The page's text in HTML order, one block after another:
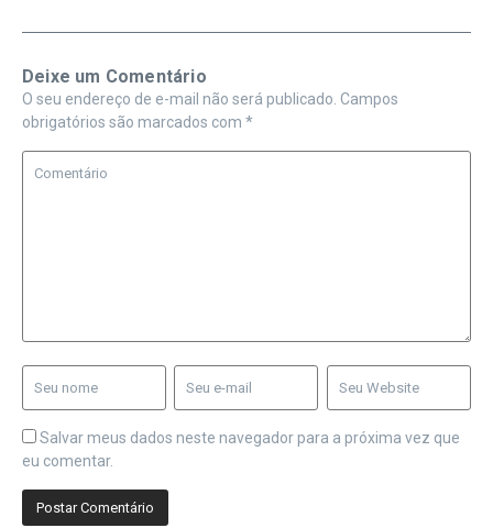
Deixe um Comentário
O seu endereço de e-mail não será publicado. Campos
obrigatórios são marcados com *
Salvar meus dados neste navegador para a próxima vez que
eu comentar.